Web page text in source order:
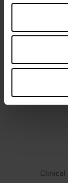
Clinical